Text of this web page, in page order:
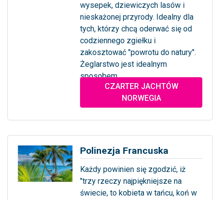
wysepek, dziewiczych lasów i
nieskażonej przyrody. Idealny dla
tych, którzy chcą oderwać się od
codziennego zgiełku i
zakosztować "powrotu do natury".
Żeglarstwo jest idealnym
sposobem...
CZARTER JACHTÓW
NORWEGIA
Polinezja Francuska
Każdy powinien się zgodzić, iż
"trzy rzeczy najpiękniejsze na
świecie, to kobieta w tańcu, koń w